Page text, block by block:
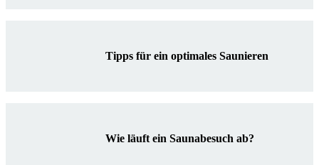
Tipps für ein optimales Saunieren
Wie läuft ein Saunabesuch ab?